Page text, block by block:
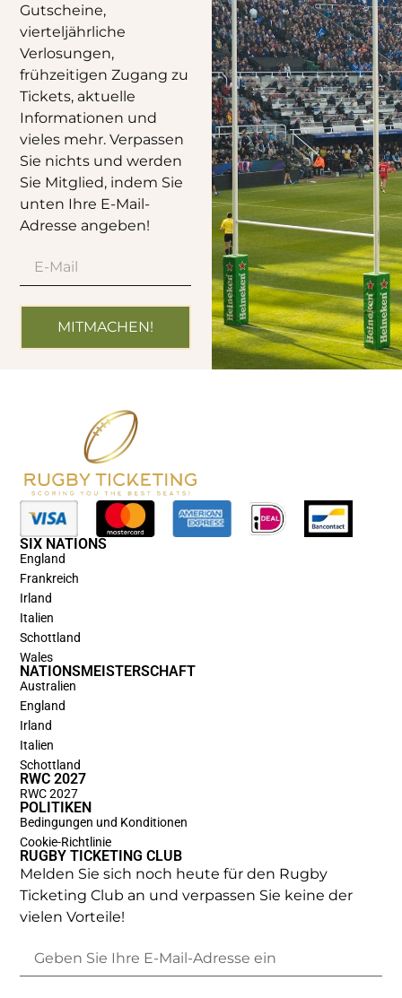
Gutscheine,
vierteljährliche
Verlosungen,
frühzeitigen Zugang zu
Tickets, aktuelle
Informationen und
vieles mehr. Verpassen
Sie nichts und werden
Sie Mitglied, indem Sie
unten Ihre E-Mail-
Adresse angeben!
MITMACHEN!
SIX NATIONS
England
Frankreich
Irland
Italien
Schottland
Wales
NATIONSMEISTERSCHAFT
Australien
England
Irland
Italien
Schottland
RWC 2027
RWC 2027
POLITIKEN
Bedingungen und Konditionen
Cookie-Richtlinie
RUGBY TICKETING CLUB
Melden Sie sich noch heute für den Rugby
Ticketing Club an und verpassen Sie keine der
vielen Vorteile!